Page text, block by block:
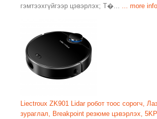
гэмтээхгүйгээр цэвэрлэх; Т�...
... more info
Liectroux ZK901 Lidar робот тоос сорогч,
зураглал, Breakpoint резюме цэвэрлэх,